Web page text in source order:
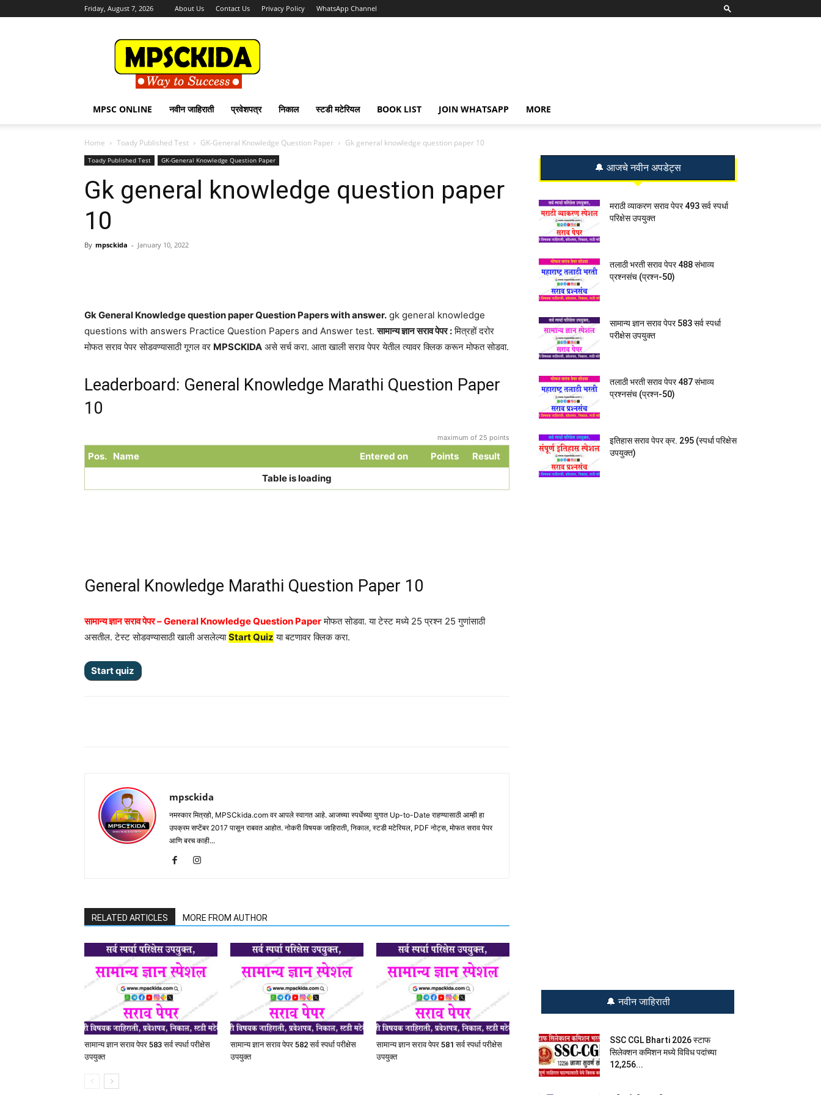
Friday, August 7, 2026 About Us Contact Us Privacy Policy WhatsApp Channel
MPSCKida.com
सर्व
नवीन
जाहिराती
Letest
Jobs
MPSC ONLINE नवीन जाहिराती प्रवेशपत्र निकाल स्टडी मटेरियल BOOK LIST JOIN WHATSAPP MORE
Home Toady Published Test GK-General Knowledge Question Paper Gk general knowledge question paper 10
Toady Published Test GK-General Knowledge Question Paper
Gk general knowledge question paper
10
By mpsckida - January 10, 2022
Gk General Knowledge question paper Question Papers with answer. gk general knowledge
questions with answers Practice Question Papers and Answer test.सामान्य ज्ञान सराव पेपर :मित्रहों दरोर
मोफत सराव पेपर सोडवण्यासाठी गूगल वर MPSCKIDA असे सर्च करा. आता खाली सराव पेपर येतील त्यावर क्लिक करून मोफत सोडवा.
Leaderboard: General Knowledge Marathi Question Paper
10
maximum of 25 points
Pos. Name Entered on Points
Result
Table is loading
General Knowledge Marathi Question Paper 10
सामान्य ज्ञान सराव पेपर – General Knowledge Question Paperमोफत सोडवा. या टेस्ट मध्ये 25 प्रश्न 25 गुणांसाठी
असतील. टेस्ट सोडवण्यासाठी खाली असलेल्याStart Quiz या बटणावर क्लिक करा.
mpsckida
नमस्कार मित्रहो, MPSCkida.com वर आपले स्वागत आहे. आजच्या स्पर्धेच्या युगात Up-to-Date राहण्यासाठी आम्ही हा
उपक्रम सप्टेंबर 2017 पासून राबवत आहोत. नोकरी विषयक जाहिराती, निकाल, स्टडी मटेरियल, PDF नोट्स, मोफत सराव पेपर
आणि बरच काही...
RELATED ARTICLES MORE FROM AUTHOR
सामान्य ज्ञान सराव पेपर 583 सर्व स्पर्धा परीक्षेस
उपयुक्त
सामान्य ज्ञान सराव पेपर 582 सर्व स्पर्धा परीक्षेस
उपयुक्त
सामान्य ज्ञान सराव पेपर 581 सर्व स्पर्धा परीक्षेस
उपयुक्त
🔔 आजचे नवीन अपडेट्स
मराठी व्याकरण सराव पेपर 493 सर्व स्पर्धा
परिक्षेस उपयुक्त
तलाठी भरती सराव पेपर 488 संभाव्य
प्रश्नसंच (प्रश्न-50)
सामान्य ज्ञान सराव पेपर 583 सर्व स्पर्धा
परीक्षेस उपयुक्त
तलाठी भरती सराव पेपर 487 संभाव्य
प्रश्नसंच (प्रश्न-50)
इतिहास सराव पेपर क्र. 295 (स्पर्धा परिक्षेस
उपयुक्त)
🔔 नवीन जाहिराती
SSC CGL Bharti 2026 स्टाफ
सिलेक्शन कमिशन मध्ये विविध पदांच्या
12,256...